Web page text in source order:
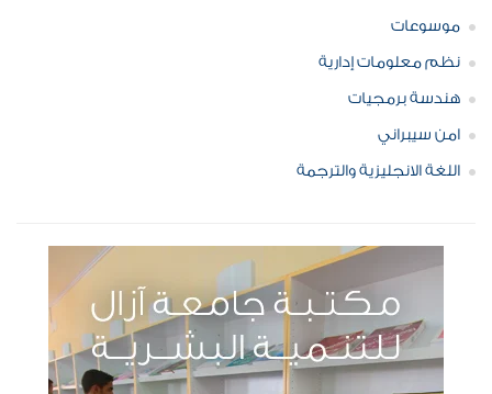
موسوعات
نظم معلومات إدارية
هندسة برمجيات
امن سيبراني
اللغة الانجليزية والترجمة